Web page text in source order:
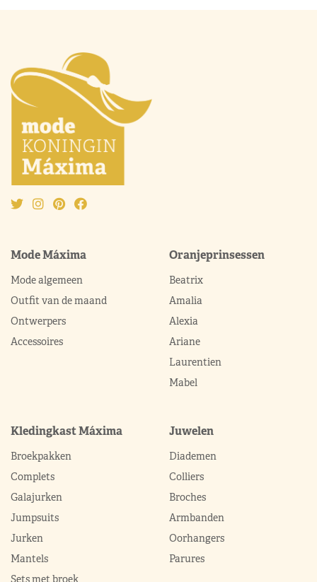
Mode Máxima
Mode algemeen
Outfit van de maand
Ontwerpers
Accessoires
Oranjeprinsessen
Beatrix
Amalia
Alexia
Ariane
Laurentien
Mabel
Kledingkast Máxima
Broekpakken
Complets
Galajurken
Jumpsuits
Jurken
Mantels
Sets met broek
Juwelen
Diademen
Colliers
Broches
Armbanden
Oorhangers
Parures